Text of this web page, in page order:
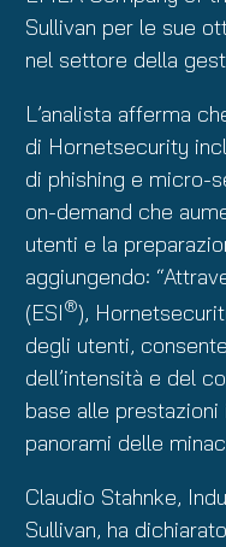
Sullivan per le sue
nel settore della
L’analista afferma
di Hornetsecurity
di phishing e micro-
on-demand che
utenti e la
aggiungendo:
(ESI®),
degli utenti,
dell’intensità e del
base alle prestazioni
panorami delle
Claudio Stahnke,
Sullivan, ha